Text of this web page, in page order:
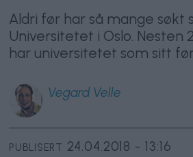
Aldri før har så mange søkt
Universitetet i Oslo. Nesten
har universitetet som sitt
Vegard Velle
PUBLISERT 24.04.2018 - 13:16